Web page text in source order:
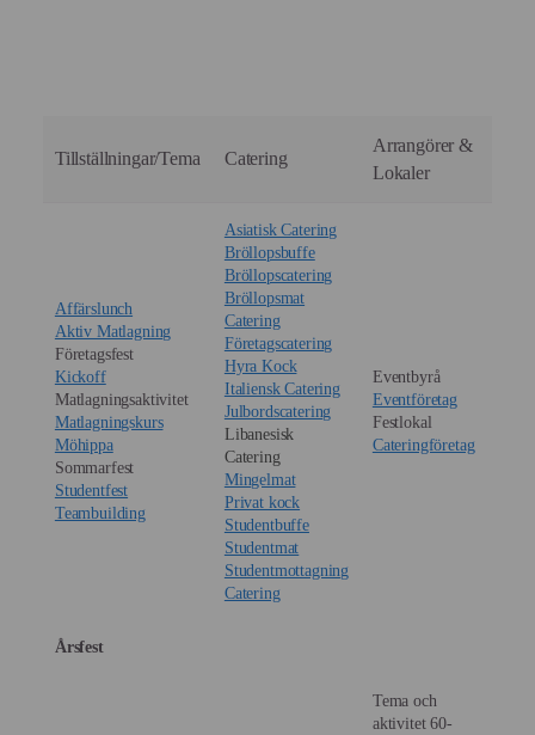
Tillställningar/Tema Catering
Arrangörer &
Lokaler
Affärslunch
Aktiv Matlagning
Företagsfest
Kickoff
Matlagningsaktivitet
Matlagningskurs
Möhippa
Sommarfest
Studentfest
Teambuilding
Asiatisk Catering
Bröllopsbuffe
Bröllopscatering
Bröllopsmat
Catering
Företagscatering
Hyra Kock
Italiensk Catering
Julbordscatering
Libanesisk
Catering
Mingelmat
Privat kock
Studentbuffe
Studentmat
Studentmottagning
Catering
Eventbyrå
Eventföretag
Festlokal
Cateringföretag
Årsfest
Tema och
aktivitet 60-